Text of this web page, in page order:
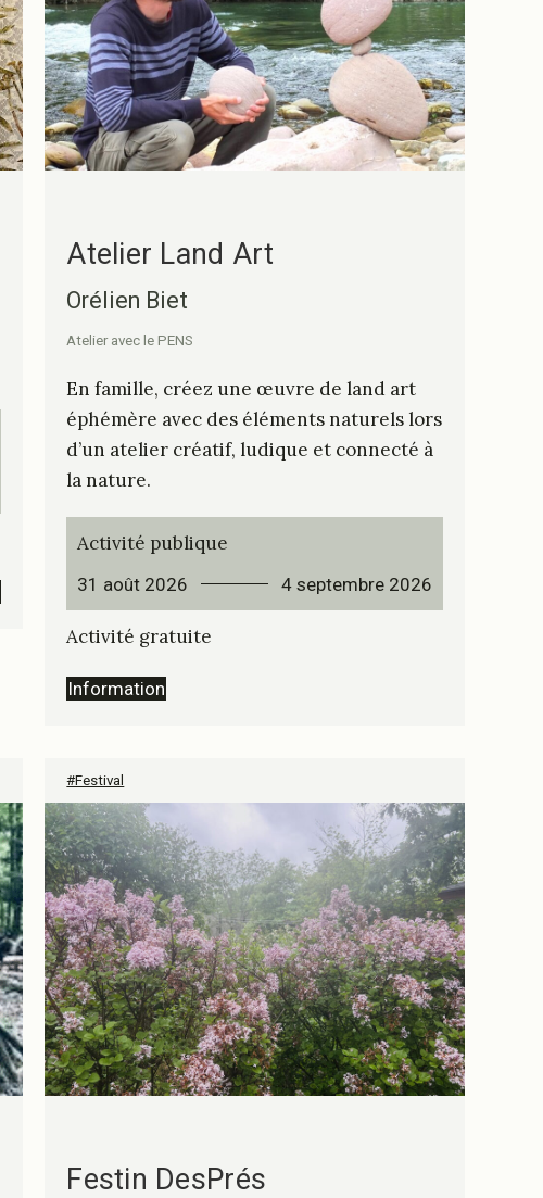
Atelier Land Art
Orélien Biet
Atelier avec le PENS
En famille, créez une œuvre de land art
éphémère avec des éléments naturels lors
d’un atelier créatif, ludique et connecté à
la nature.
Activité publique
31 août 2026 4 septembre 2026
Activité gratuite
Information
#Festival
Festin DesPrés